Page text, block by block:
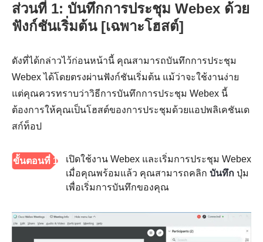
ส่วนที่ 1: บันทึกการประชุม Webex ด้วย
ฟังก์ชันเริ่มต้น [เฉพาะโฮสต์]
ดังที่ได้กล่าวไว้ก่อนหน้านี้ คุณสามารถบันทึกการประชุม
Webex ได้โดยตรงผ่านฟังก์ชันเริ่มต้น แม้ว่าจะใช้งานง่าย
แต่คุณควรทราบว่าวิธีการบันทึกการประชุม Webex นี้
ต้องการให้คุณเป็นโฮสต์ของการประชุมด้วยแอปพลิเคชันเด
สก์ท็อป
ขั้นตอนที่ 1
เปิดใช้งาน Webex และเริ่มการประชุม Webex
เมื่อคุณพร้อมแล้ว คุณสามารถคลิก บันทึก ปุ่ม
เพื่อเริ่มการบันทึกของคุณ